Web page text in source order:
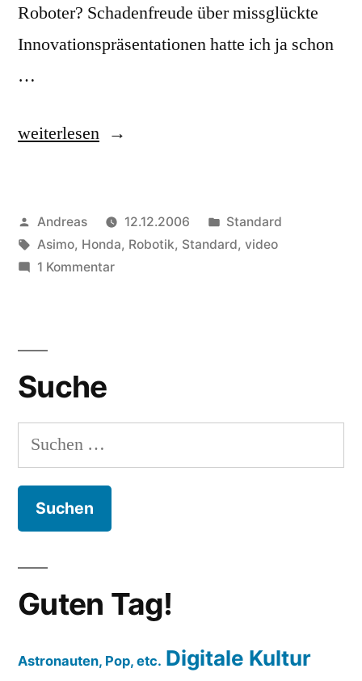
Roboter? Schadenfreude über missglückte
Innovationspräsentationen hatte ich ja schon
…
„Umgefallen“
weiterlesen
Veröffentlicht
von
Andreas 12.12.2006
Veröffentlicht
in
Standard
Schlagwörter:
Asimo, Honda, Robotik, Standard, video
1 Kommentarzu
Suche
Suchen
nach:
Guten Tag!
Astronauten, Pop, etc. Digitale Kultur